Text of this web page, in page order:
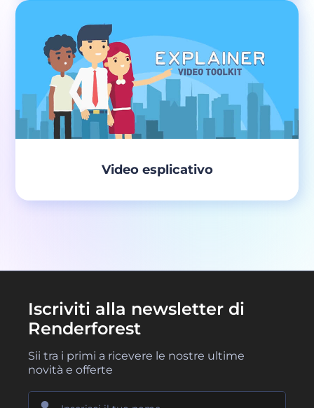
Video esplicativo
Iscriviti alla newsletter di
Renderforest
Sii tra i primi a ricevere le nostre ultime
novità e offerte